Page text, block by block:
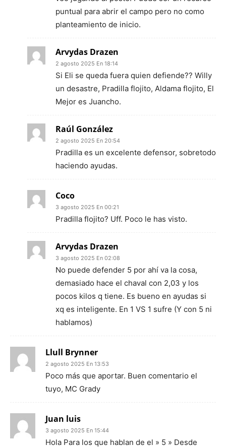
puntual para abrir el campo pero no como
planteamiento de inicio.
Arvydas Drazen
2 agosto 2025 En 18:14
Si Eli se queda fuera quien defiende?? Willy
un desastre, Pradilla flojito, Aldama flojito, El
Mejor es Juancho.
Raúl González
2 agosto 2025 En 20:54
Pradilla es un excelente defensor, sobretodo
haciendo ayudas.
Coco
3 agosto 2025 En 00:21
Pradilla flojito? Uff. Poco le has visto.
Arvydas Drazen
3 agosto 2025 En 02:08
No puede defender 5 por ahí va la cosa,
demasiado hace el chaval con 2,03 y los
pocos kilos q tiene. Es bueno en ayudas si
xq es inteligente. En 1 VS 1 sufre (Y con 5 ni
hablamos)
Llull Brynner
2 agosto 2025 En 13:53
Poco más que aportar. Buen comentario el
tuyo, MC Grady
Juan luis
3 agosto 2025 En 15:44
Hola Para los que hablan de el » 5 » Desde